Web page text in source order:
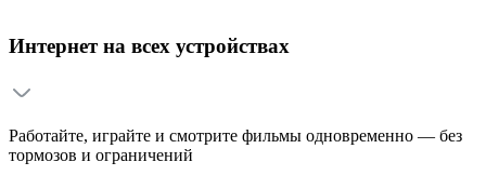
Интернет на всех устройствах
Работайте, играйте и смотрите фильмы одновременно — без
тормозов и ограничений